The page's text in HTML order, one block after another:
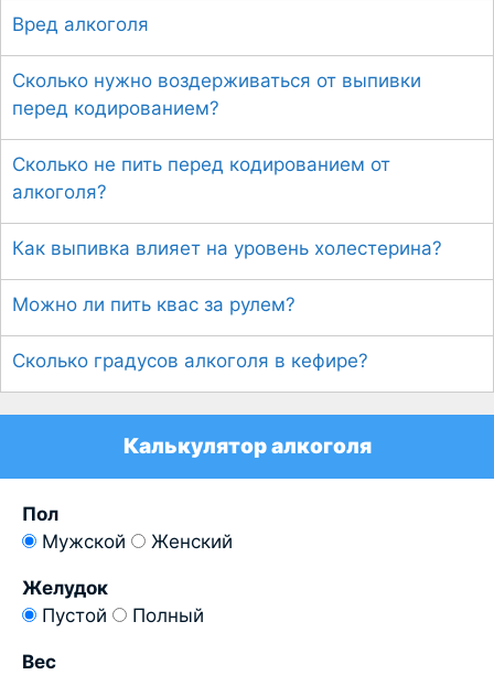
Вред алкоголя
Сколько нужно воздерживаться от выпивки
перед кодированием?
Сколько не пить перед кодированием от
алкоголя?
Как выпивка влияет на уровень холестерина?
Можно ли пить квас за рулем?
Сколько градусов алкоголя в кефире?
Калькулятор алкоголя
Пол
Мужской
Женский
Желудок
Пустой
Полный
Вес